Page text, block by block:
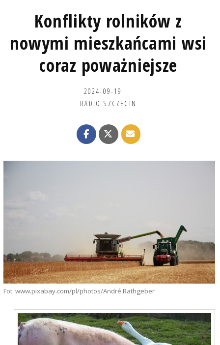
Konflikty rolników z
nowymi mieszkańcami wsi
coraz poważniejsze
2024-09-19
RADIO SZCZECIN
Fot. www.pixabay.com/pl/photos/André Rathgeber